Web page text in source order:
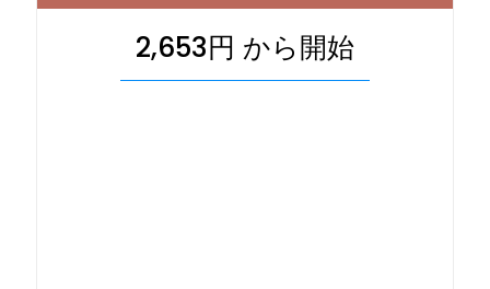
2,653円 から開始